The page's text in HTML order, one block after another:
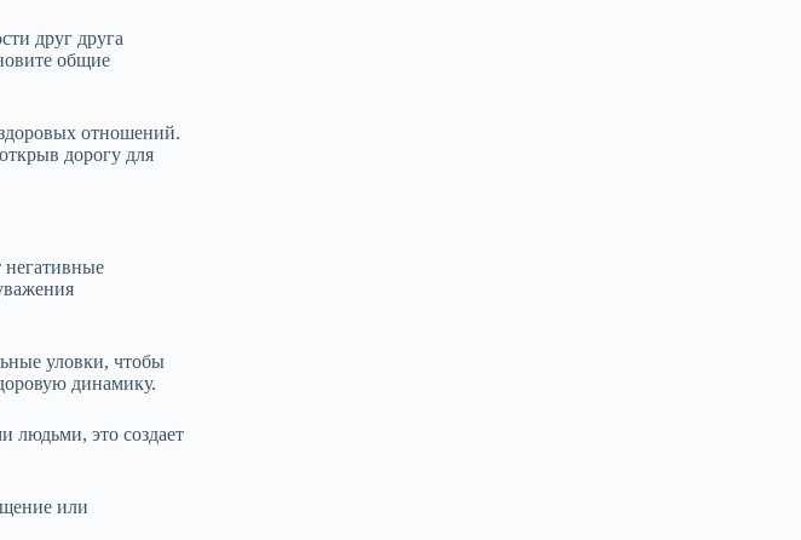
друг друга
общие
отношений.
дорогу для
негативные
уловки, чтобы
динамику.
людьми, это создает
или